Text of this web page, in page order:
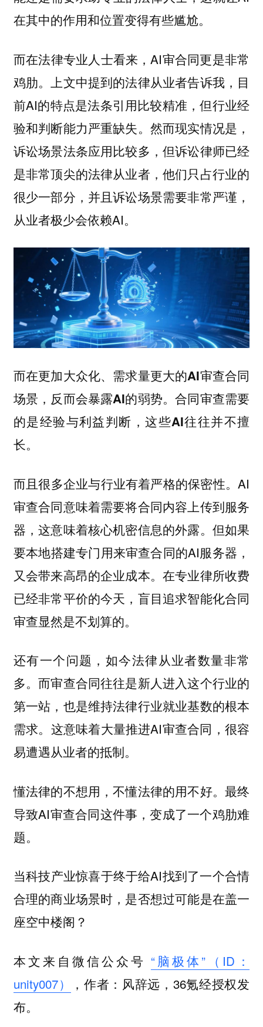
在其中的作用和位置变得有些尴尬。
而在法律专业人士看来，AI审合同更是非常
鸡肋。上文中提到的法律从业者告诉我，目
前AI的特点是法条引用比较精准，但行业经
验和判断能力严重缺失。然而现实情况是，
诉讼场景法条应用比较多，但诉讼律师已经
是非常顶尖的法律从业者，他们只占行业的
很少一部分，并且诉讼场景需要非常严谨，
从业者极少会依赖AI。
而在更加大众化、需求量更大的AI审查合同
场景，反而会暴露AI的弱势。合同审查需要
的是经验与利益判断，这些AI往往并不擅
长。
而且很多企业与行业有着严格的保密性。AI
审查合同意味着需要将合同内容上传到服务
器，这意味着核心机密信息的外露。但如果
要本地搭建专门用来审查合同的AI服务器，
又会带来高昂的企业成本。在专业律所收费
已经非常平价的今天，盲目追求智能化合同
审查显然是不划算的。
还有一个问题，如今法律从业者数量非常
多。而审查合同往往是新人进入这个行业的
第一站，也是维持法律行业就业基数的根本
需求。这意味着大量推进AI审查合同，很容
易遭遇从业者的抵制。
懂法律的不想用，不懂法律的用不好。最终
导致AI审查合同这件事，变成了一个鸡肋难
题。
当科技产业惊喜于终于给AI找到了一个合情
合理的商业场景时，是否想过可能是在盖一
座空中楼阁？
本文来自微信公众号 “脑极体”（ID：
unity007）
，作者：风辞远，36氪经授权发
布。